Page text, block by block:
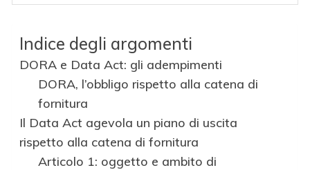
Indice degli argomenti
DORA e Data Act: gli adempimenti
DORA, l’obbligo rispetto alla catena di
fornitura
Il Data Act agevola un piano di uscita
rispetto alla catena di fornitura
Articolo 1: oggetto e ambito di